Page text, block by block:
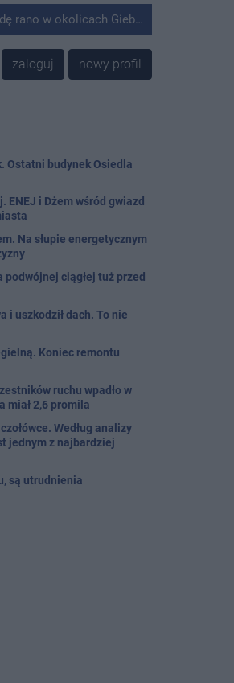
słupie energetycznym odnaleziono ciało mężczyzny.
zaloguj nowy profil
Ostatni budynek Osiedla
ENEJ i Dżem wśród gwiazd
Na słupie energetycznym
podwójnej ciągłej tuż przed
i uszkodził dach. To nie
Koniec remontu
ruchu wpadło w
miał 2,6 promila
Według analizy
jednym z najbardziej
są utrudnienia